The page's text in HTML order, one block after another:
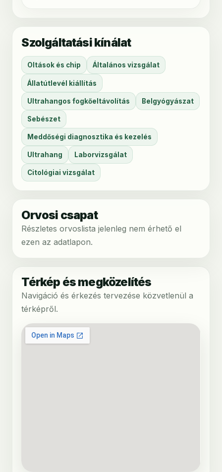
Szolgáltatási kínálat
Oltások és chip Általános vizsgálat
Állatútlevél kiállítás
Ultrahangos fogkőeltávolítás Belgyógyászat
Sebészet
Meddőségi diagnosztika és kezelés
Ultrahang Laborvizsgálat
Citológiai vizsgálat
Orvosi csapat
Részletes orvoslista jelenleg nem érhető el
ezen az adatlapon.
Térkép és megközelítés
Navigáció és érkezés tervezése közvetlenül a
térképről.